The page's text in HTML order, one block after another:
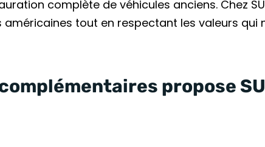
complète de véhicules anciens. Chez
tout en respectant les valeurs qui
propose